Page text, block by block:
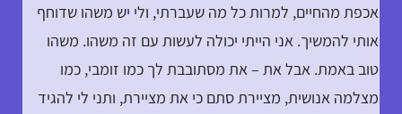
אכפת מהחיים, למרות כל מה שעברתי, ולי יש משהו שדוחף
אותי להמשיך. אני הייתי יכולה לעשות עם זה משהו. משהו
טוב באמת. אבל את – את מסתובבת לך כמו זומבי, כמו
מצלמה אנושית, מציירת סתם כי את מציירת, ותני לי להגיד